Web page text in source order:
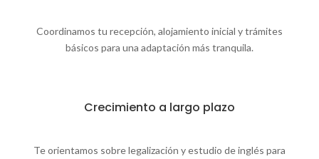
Coordinamos tu recepción, alojamiento inicial y trámites
básicos para una adaptación más tranquila.
Crecimiento a largo plazo
Te orientamos sobre legalización y estudio de inglés para